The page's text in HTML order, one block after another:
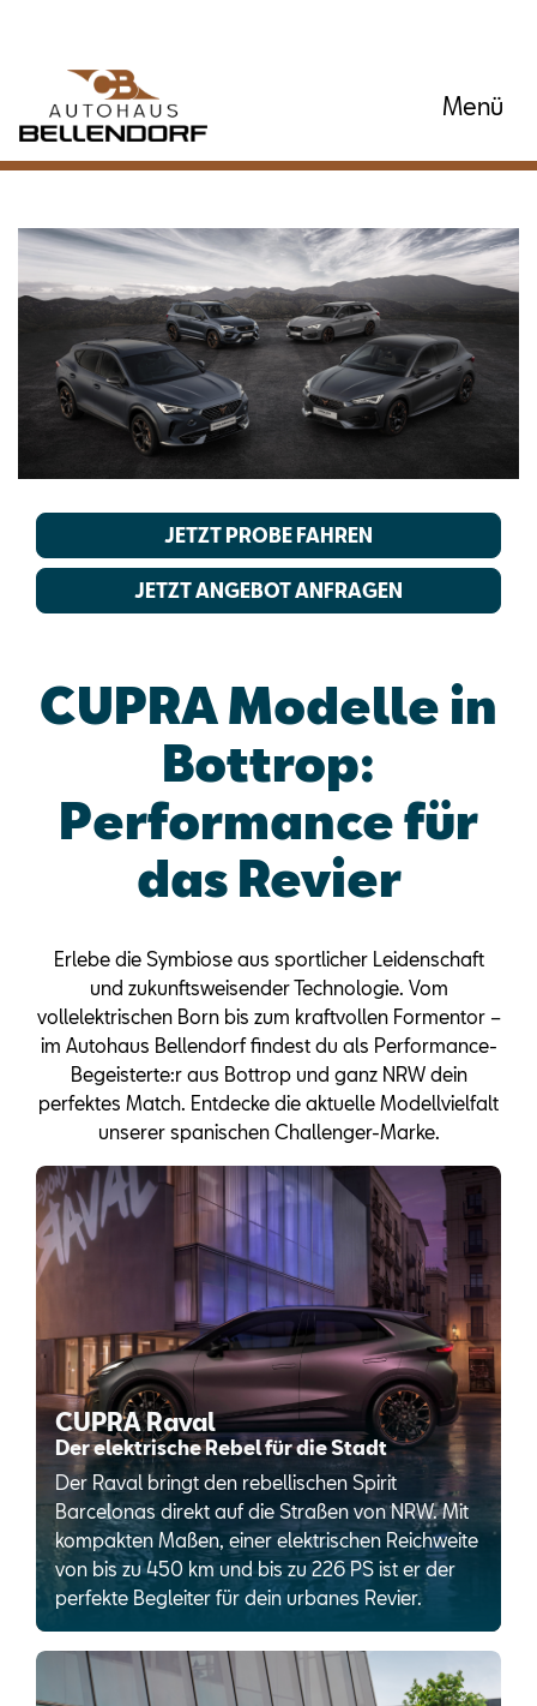
Menü
JETZT PROBE FAHREN
JETZT ANGEBOT ANFRAGEN
CUPRA Modelle in
Bottrop:
Performance für
das Revier
Erlebe die Symbiose aus sportlicher Leidenschaft
und zukunftsweisender Technologie. Vom
vollelektrischen Born bis zum kraftvollen Formentor –
im Autohaus Bellendorf findest du als Performance-
Begeisterte:r aus Bottrop und ganz NRW dein
perfektes Match. Entdecke die aktuelle Modellvielfalt
unserer spanischen Challenger-Marke.
CUPRA Raval
Der elektrische Rebel für die Stadt
Der Raval bringt den rebellischen Spirit
Barcelonas direkt auf die Straßen von NRW. Mit
kompakten Maßen, einer elektrischen Reichweite
von bis zu 450 km und bis zu 226 PS ist er der
perfekte Begleiter für dein urbanes Revier.